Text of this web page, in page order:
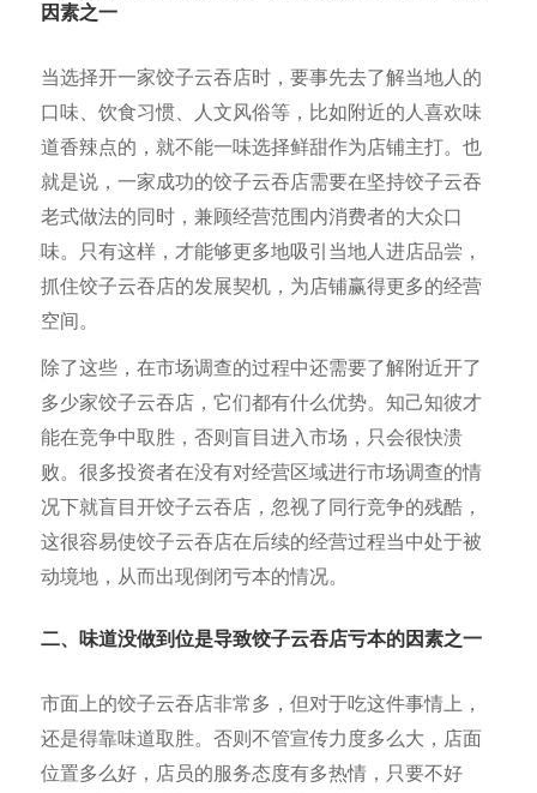
因素之一
当选择开一家饺子云吞店时，要事先去了解当地人的
口味、饮食习惯、人文风俗等，比如附近的人喜欢味
道香辣点的，就不能一味选择鲜甜作为店铺主打。也
就是说，一家成功的饺子云吞店需要在坚持饺子云吞
老式做法的同时，兼顾经营范围内消费者的大众口
味。只有这样，才能够更多地吸引当地人进店品尝，
抓住饺子云吞店的发展契机，为店铺赢得更多的经营
空间。
除了这些，在市场调查的过程中还需要了解附近开了
多少家饺子云吞店，它们都有什么优势。知己知彼才
能在竞争中取胜，否则盲目进入市场，只会很快溃
败。很多投资者在没有对经营区域进行市场调查的情
况下就盲目开饺子云吞店，忽视了同行竞争的残酷，
这很容易使饺子云吞店在后续的经营过程当中处于被
动境地，从而出现倒闭亏本的情况。
二、味道没做到位是导致饺子云吞店亏本的因素之一
市面上的饺子云吞店非常多，但对于吃这件事情上，
还是得靠味道取胜。否则不管宣传力度多么大，店面
位置多么好，店员的服务态度有多热情，只要不好